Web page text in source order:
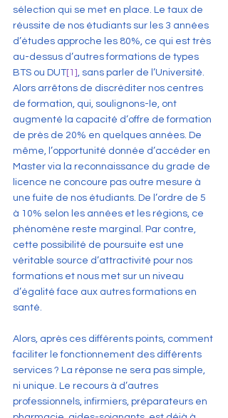
sélection qui se met en place. Le taux de
réussite de nos étudiants sur les 3 années
d’études approche les 80%, ce qui est très
au-dessus d’autres formations de types
BTS ou DUT[1] , sans parler de l’Université.
Alors arrêtons de discréditer nos centres
de formation, qui, soulignons-le, ont
augmenté la capacité d’offre de formation
de près de 20% en quelques années. De
même, l’opportunité donnée d’accéder en
Master via la reconnaissance du grade de
licence ne concoure pas outre mesure à
une fuite de nos étudiants. De l’ordre de 5
à 10% selon les années et les régions, ce
phénomène reste marginal. Par contre,
cette possibilité de poursuite est une
véritable source d’attractivité pour nos
formations et nous met sur un niveau
d’égalité face aux autres formations en
santé.
Alors, après ces différents points, comment
faciliter le fonctionnement des différents
services ? La réponse ne sera pas simple,
ni unique. Le recours à d’autres
professionnels, infirmiers, préparateurs en